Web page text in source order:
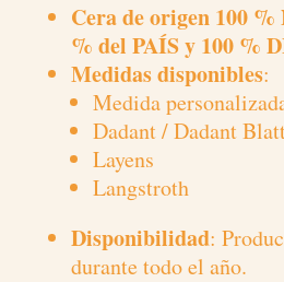
Cera de origen 100
% del PAÍS y 100 %
Medidas disponibles:
Medida
Dadant / Dadant
Layens
Langstroth
Disponibilidad:
durante todo el año.